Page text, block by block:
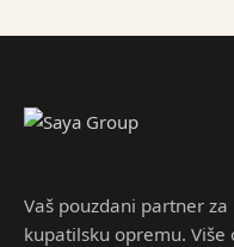
Vaš pouzdani partner
kupatilsku opremu. Više